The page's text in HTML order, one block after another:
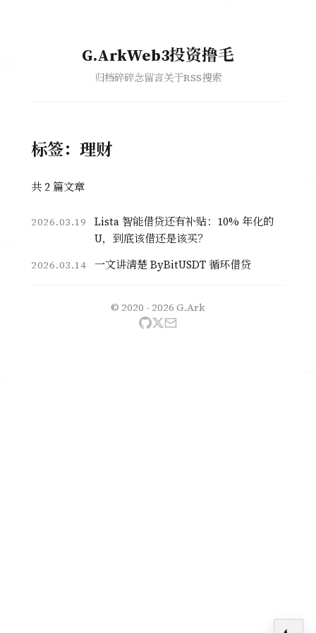
G.ArkWeb3投资撸毛
归档碎碎念留言关于RSS搜索
标签：理财
共 2 篇文章
2026.03.19
Lista 智能借贷还有补贴：10% 年化的
U，到底该借还是该买？
2026.03.14 一文讲清楚 ByBitUSDT 循环借贷
© 2020 - 2026 G.Ark